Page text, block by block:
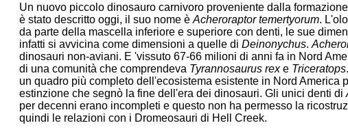
Un nuovo piccolo dinosauro carnivoro proveniente dalla
è stato descritto oggi, il suo nome è Acheroraptor temertyorum.
da parte della mascella inferiore e superiore con denti, le sue
infatti si avvicina come dimensioni a quelle di Deinonychus.
dinosauri non-aviani. E 'vissuto 67-66 milioni di anni fa in Nord
di una comunità che comprendeva Tyrannosaurus rexe Triceratops
un quadro più completo dell'ecosistema esistente in Nord America
estinzione che segnò la fine dell'era dei dinosauri. Gli unici denti di
per decenni erano incompleti e questo non ha permesso la
quindi le relazioni con i Dromeosauri di Hell Creek.